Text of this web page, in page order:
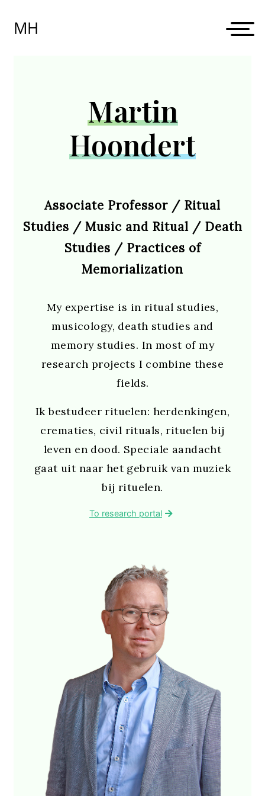
MH
Martin
Hoondert
Associate Professor / Ritual
Studies / Music and Ritual / Death
Studies / Practices of
Memorialization
My expertise is in ritual studies,
musicology, death studies and
memory studies. In most of my
research projects I combine these
fields.
Ik bestudeer rituelen: herdenkingen,
crematies, civil rituals, rituelen bij
leven en dood. Speciale aandacht
gaat uit naar het gebruik van muziek
bij rituelen.
To research portal